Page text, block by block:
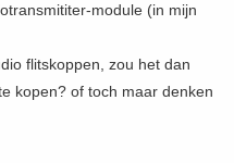
module (in mijn
flitskoppen, zou het dan
kopen? of toch maar denken